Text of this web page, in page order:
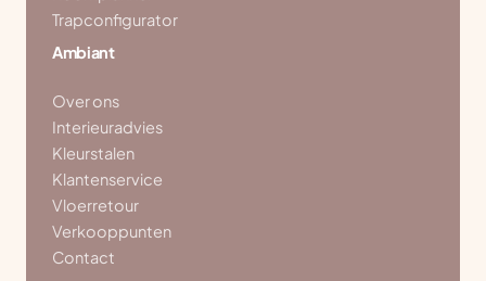
Trapconfigurator
Ambiant
Over ons
Interieuradvies
Kleurstalen
Klantenservice
Vloerretour
Verkooppunten
Contact